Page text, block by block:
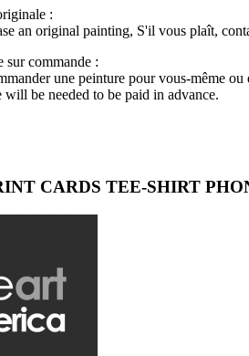
:
an original painting, S'il vous plaît,
sur commande :
une peinture pour vous-même
be needed to be paid in advance.
CARDS TEE-SHIRT